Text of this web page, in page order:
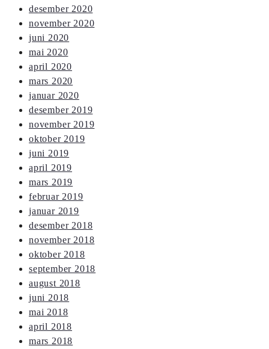
desember 2020
november 2020
juni 2020
mai 2020
april 2020
mars 2020
januar 2020
desember 2019
november 2019
oktober 2019
juni 2019
april 2019
mars 2019
februar 2019
januar 2019
desember 2018
november 2018
oktober 2018
september 2018
august 2018
juni 2018
mai 2018
april 2018
mars 2018